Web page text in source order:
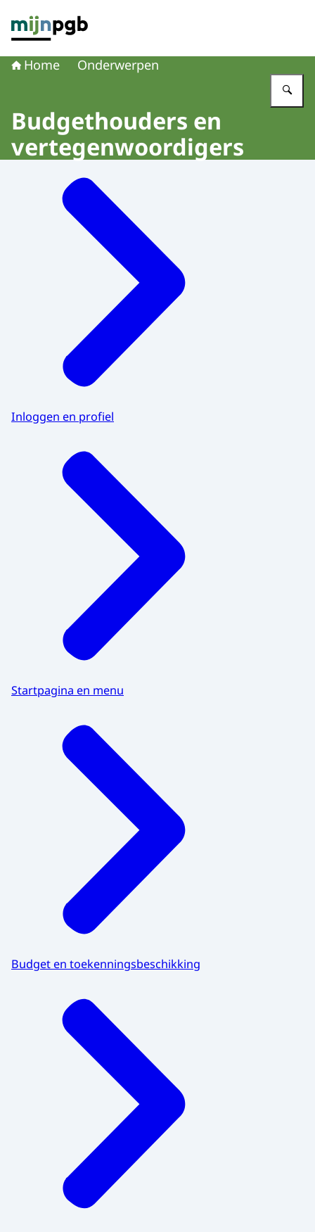
Home Onderwerpen
Budgethouders en
vertegenwoordigers
Inloggen en profiel
Startpagina en menu
Budget en toekenningsbeschikking